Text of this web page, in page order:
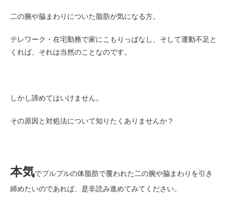
二の腕や脇まわりについた脂肪が気になる方。
テレワーク・在宅勤務で家にこもりっぱなし、そして運動不足と
くれば、それは当然のことなのです。
しかし諦めてはいけません。
その原因と対処法について知りたくありませんか？
本気でプルプルの体脂肪で覆われた二の腕や脇まわりを引き
締めたいのであれば、是非読み進めてみてください。